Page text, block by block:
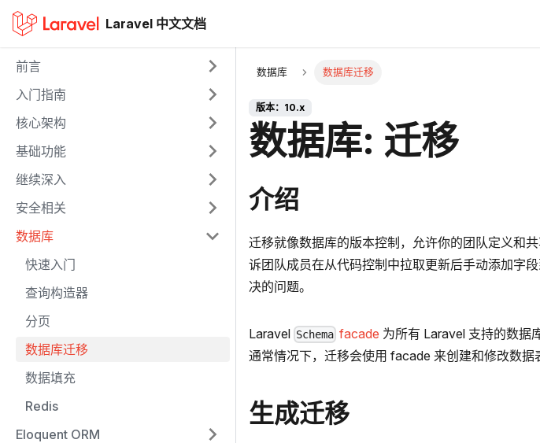
Laravel 中文文档
前言
入门指南
核心架构
基础功能
继续深入
安全相关
数据库
快速入门
查询构造器
分页
数据库迁移
数据填充
Redis
Eloquent ORM
数据库 数据库迁移
版本：10.x
数据库: 迁移
介绍
迁移就像数据库的版本控制，允许你的团队定义和
诉团队成员在从代码控制中拉取更新后手动添加字
决的问题。
Laravel Schema facade 为所有 Laravel 支持的数据
通常情况下，迁移会使用 facade 来创建和修改数据
生成迁移